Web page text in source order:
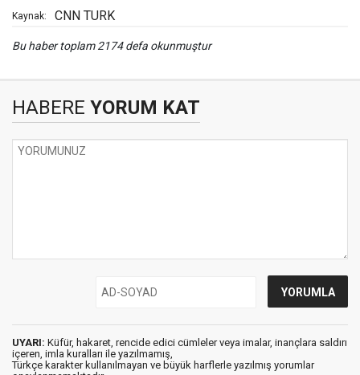
Kaynak: CNN TURK
Bu haber toplam 2174 defa okunmuştur
HABERE YORUM KAT
UYARI: Küfür, hakaret, rencide edici cümleler veya imalar, inançlara saldırı
içeren, imla kuralları ile yazılmamış,
Türkçe karakter kullanılmayan ve büyük harflerle yazılmış yorumlar